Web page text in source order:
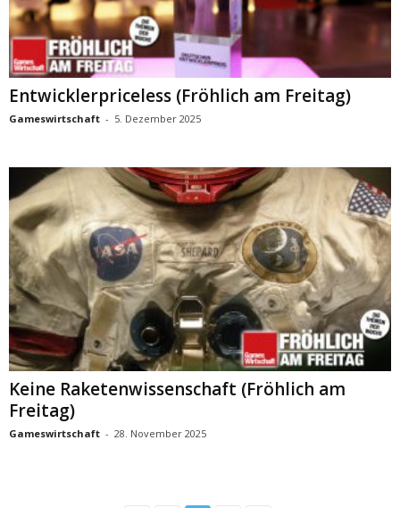
Entwicklerpriceless (Fröhlich am Freitag)
Gameswirtschaft - 5. Dezember 2025
Keine Raketenwissenschaft (Fröhlich am
Freitag)
Gameswirtschaft - 28. November 2025